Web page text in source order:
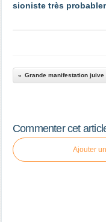
sioniste très
Commenter cet
Ajouter